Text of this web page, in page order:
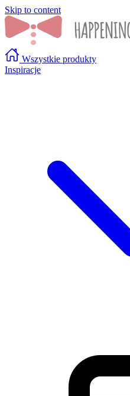
Skip to content
Wszystkie produkty
Inspiracje